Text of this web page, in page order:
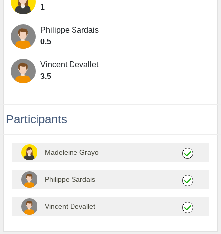
1
Philippe Sardais
0.5
Vincent Devallet
3.5
Participants
Madeleine Grayo
Philippe Sardais
Vincent Devallet